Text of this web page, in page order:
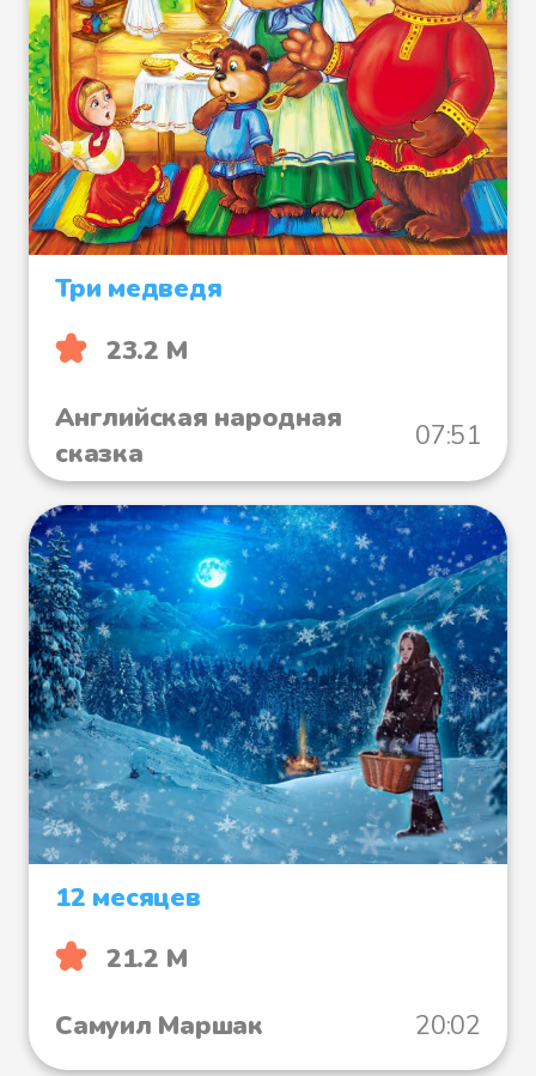
Три медведя
23.2 М
Английская народная
сказка
07:51
12 месяцев
21.2 М
Самуил Маршак
20:02